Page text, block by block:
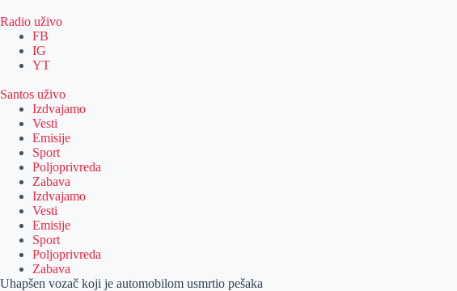
Radio uživo
FB
IG
YT
Santos uživo
Izdvajamo
Vesti
Emisije
Sport
Poljoprivreda
Zabava
Izdvajamo
Vesti
Emisije
Sport
Poljoprivreda
Zabava
Uhapšen vozač koji je automobilom usmrtio pešaka